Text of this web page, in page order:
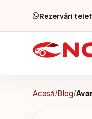
Rezervări
Acasă/Blog/